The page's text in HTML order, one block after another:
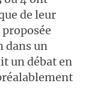
de leur
dans un
un débat en